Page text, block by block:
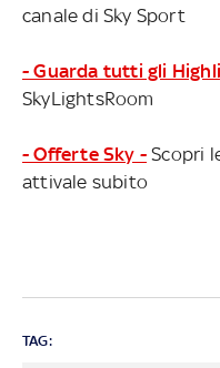
canale di Sky Sport
- Guarda tutti gli
SkyLightsRoom
- Offerte Sky - Scopri
attivale subito
TAG: